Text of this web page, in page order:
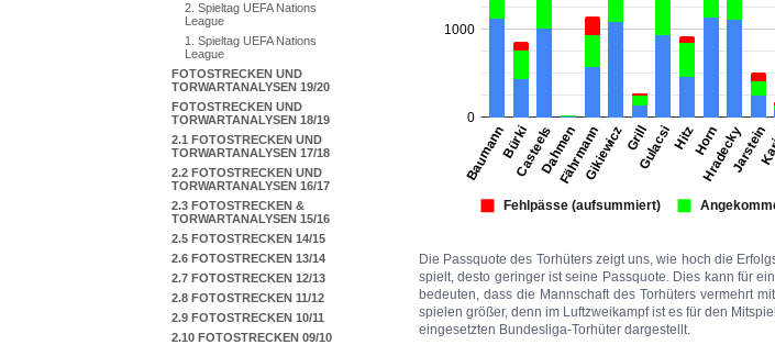
2. Spieltag UEFA Nations
League
1. Spieltag UEFA Nations
League
FOTOSTRECKEN UND
TORWARTANALYSEN 19/20
FOTOSTRECKEN UND
TORWARTANALYSEN 18/19
2.1 FOTOSTRECKEN UND
TORWARTANALYSEN 17/18
2.2 FOTOSTRECKEN UND
TORWARTANALYSEN 16/17
2.3 FOTOSTRECKEN &
TORWARTANALYSEN 15/16
2.5 FOTOSTRECKEN 14/15
2.6 FOTOSTRECKEN 13/14
2.7 FOTOSTRECKEN 12/13
2.8 FOTOSTRECKEN 11/12
2.9 FOTOSTRECKEN 10/11
2.10 FOTOSTRECKEN 09/10
Die Passquote des Torhüters zeigt uns, wie hoch die
spielt, desto geringer ist seine Passquote. Dies kann für
bedeuten, dass die Mannschaft des Torhüters vermehrt
spielen größer, denn im Luftzweikampf ist es für den
eingesetzten Bundesliga-Torhüter dargestellt.